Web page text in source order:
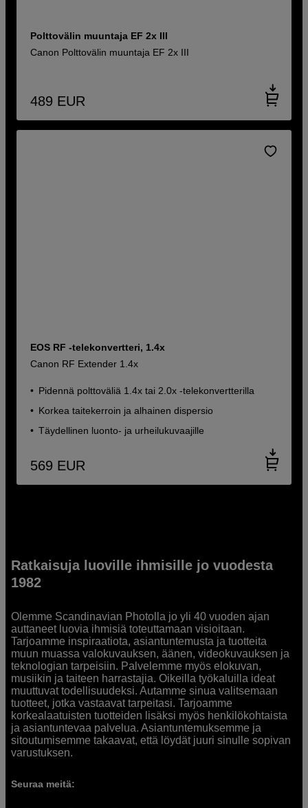
Polttovälin muuntaja EF 2x III
Canon Polttovälin muuntaja EF 2x III
489 EUR
EOS RF -telekonvertteri, 1.4x
Canon RF Extender 1.4x
Pidennä polttoväliä 1.4x tai 2.0x -telekonvertterilla
Korkea taitekerroin ja alhainen dispersio
Täydellinen luonto- ja urheilukuvaajille
569 EUR
Ratkaisuja luoville ihmisille jo vuodesta
1982
Olemme Scandinavian Photolla jo yli 40 vuoden ajan
auttaneet luovia ihmisiä toteuttamaan visioitaan.
Tarjoamme inspiraatiota, asiantuntemusta ja tuotteita
muun muassa valokuvauksen, äänen, videokuvauksen ja
teknologian tarpeisiin. Palvelemme myös elokuvan,
musiikin ja taiteen harrastajia. Oikeilla työkaluilla ideat
muuttuvat todellisuudeksi. Autamme sinua valitsemaan
tuotteet, jotka vastaavat tarpeitasi. Tarjoamme
korkealaatuisten tuotteiden lisäksi myös henkilökohtaista
ja asiantuntevaa palvelua. Asiantuntemuksemme ja
sitoutumisemme takaavat, että löydät juuri sinulle sopivan
varustuksen.
Seuraa meitä: